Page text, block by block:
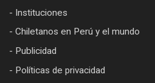
- Instituciones
- Chiletanos en Perú y el mundo
- Publicidad
- Políticas de privacidad